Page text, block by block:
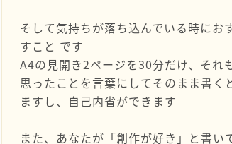
そして気持ちが落ち込んでいる時に
すこと です
A4の見開き2ページを30分だけ、それ
思ったことを言葉にしてそのまま書く
ますし、自己内省ができます
また、あなたが「創作が好き」と書